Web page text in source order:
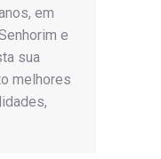
em
e
sua
melhores